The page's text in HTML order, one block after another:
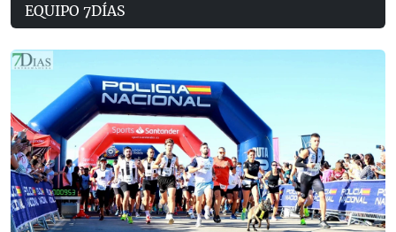
EQUIPO 7DÍAS